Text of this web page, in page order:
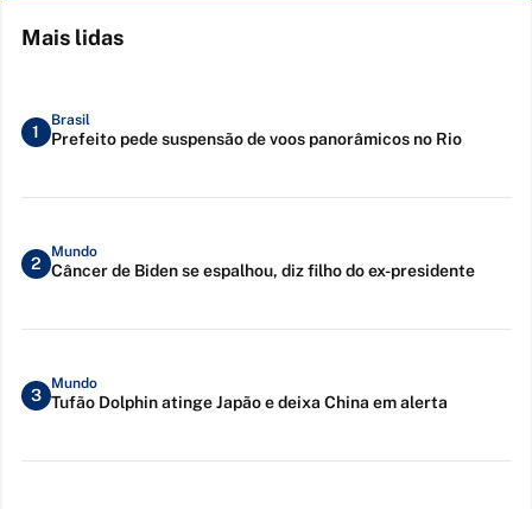
Mais lidas
1
Brasil
Prefeito pede suspensão de voos panorâmicos no Rio
2
Mundo
Câncer de Biden se espalhou, diz filho do ex-presidente
3
Mundo
Tufão Dolphin atinge Japão e deixa China em alerta